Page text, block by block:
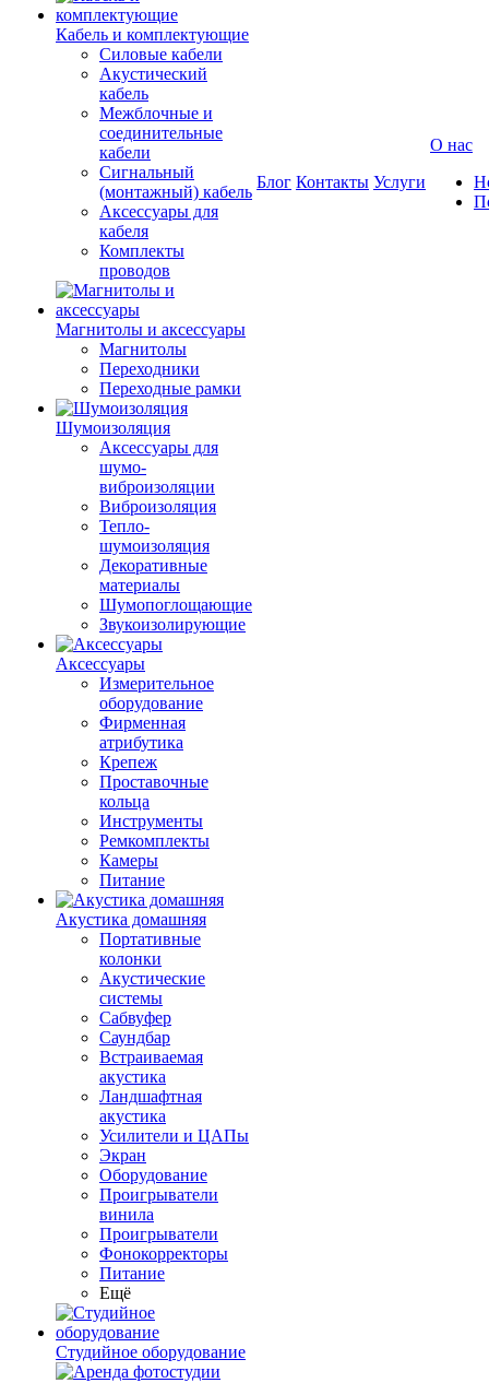
Кабель и комплектующие
Силовые кабели
Акустический
кабель
Межблочные и
соединительные
кабели
Сигнальный
(монтажный) кабель
Аксессуары для
кабеля
Комплекты
проводов
Магнитолы и аксессуары
Магнитолы
Переходники
Переходные рамки
Шумоизоляция
Аксессуары для
шумо-
виброизоляции
Виброизоляция
Тепло-
шумоизоляция
Декоративные
материалы
Шумопоглощающие
Звукоизолирующие
Аксессуары
Измерительное
оборудование
Фирменная
атрибутика
Крепеж
Проставочные
кольца
Инструменты
Ремкомплекты
Камеры
Питание
Акустика домашняя
Портативные
колонки
Акустические
системы
Сабвуфер
Саундбар
Встраиваемая
акустика
Ландшафтная
акустика
Усилители и ЦАПы
Экран
Оборудование
Проигрыватели
винила
Проигрыватели
Фонокорректоры
Питание
Ещё
Студийное оборудование
Блог Контакты Услуги
О нас